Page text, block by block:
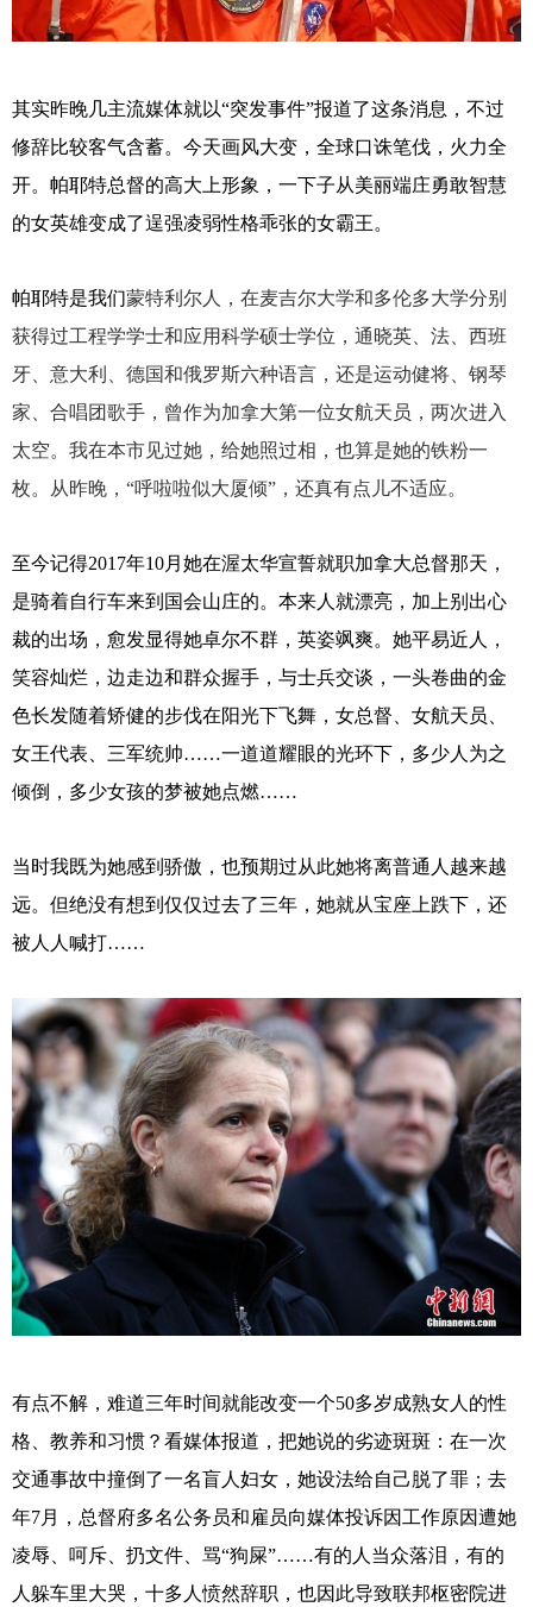
其实昨晚几主流媒体就以“突发事件”报道了这条消息，不过
修辞比较客气含蓄。今天画风大变，全球口诛笔伐，火力全
开。帕耶特总督的高大上形象，一下子从美丽端庄勇敢智慧
的女英雄变成了逞强凌弱性格乖张的女霸王。
帕耶特是我们蒙特利尔人，在麦吉尔大学和多伦多大学分别
获得过工程学学士和应用科学硕士学位，通晓英、法、西班
牙、意大利、德国和俄罗斯六种语言，还是运动健将、钢琴
家、合唱团歌手，曾作为加拿大第一位女航天员，两次进入
太空。我在本市见过她，给她照过相，也算是她的铁粉一
枚。从昨晚，“呼啦啦似大厦倾”，还真有点儿不适应。
至今记得2017年10月她在渥太华宣誓就职加拿大总督那天，
是骑着自行车来到国会山庄的。本来人就漂亮，加上别出心
裁的出场，愈发显得她卓尔不群，英姿飒爽。她平易近人，
笑容灿烂，边走边和群众握手，与士兵交谈，一头卷曲的金
色长发随着矫健的步伐在阳光下飞舞，女总督、女航天员、
女王代表、三军统帅……一道道耀眼的光环下，多少人为之
倾倒，多少女孩的梦被她点燃……
当时我既为她感到骄傲，也预期过从此她将离普通人越来越
远。但绝没有想到仅仅过去了三年，她就从宝座上跌下，还
被人人喊打……
有点不解，难道三年时间就能改变一个50多岁成熟女人的性
格、教养和习惯？看媒体报道，把她说的劣迹斑斑：在一次
交通事故中撞倒了一名盲人妇女，她设法给自己脱了罪；去
年7月
，总督府多名公务员和雇员向媒体投诉因工作原因遭她
凌辱、呵斥、扔文件、骂“狗屎”……有的人当众落泪，有的
人躲车里大哭，十多人愤然辞职，也因此导致联邦枢密院进